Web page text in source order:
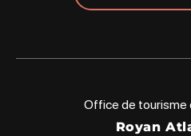
Office de tourisme
Royan